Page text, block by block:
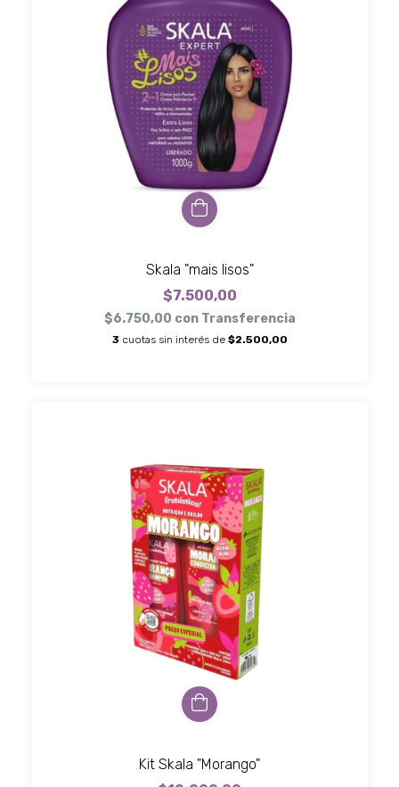
Skala "mais lisos"
$7.500,00
$6.750,00 con Transferencia
3 cuotas sin interés de $2.500,00
Kit Skala "Morango"